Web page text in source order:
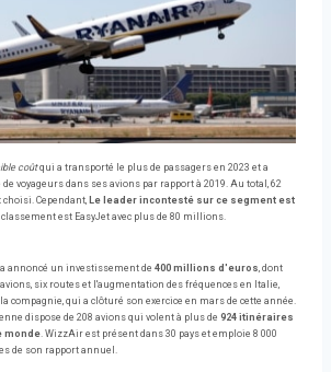
coûtqui a transporté le plus de passagers en 2023 et a
voyageurs dans ses avions par rapport à 2019. Au total, 62
Cependant, Le leader incontesté sur ce segment est
est EasyJet avec plus de 80 millions.
annoncé un investissement de 400 millions d'euros , dont
six routes et l'augmentation des fréquences en Italie,
compagnie, qui a clôturé son exercice en mars de cette année.
dispose de 208 avions qui volent à plus de 924 itinéraires
monde . WizzAir est présent dans 30 pays et emploie 8 000
de son rapport annuel.